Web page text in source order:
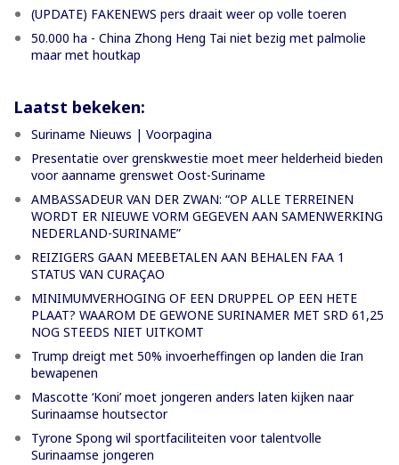
(UPDATE) FAKENEWS pers draait weer op volle toeren
50.000 ha - China Zhong Heng Tai niet bezig met palmolie
maar met houtkap
Laatst bekeken:
Suriname Nieuws | Voorpagina
Presentatie over grenskwestie moet meer helderheid bieden
voor aanname grenswet Oost-Suriname
AMBASSADEUR VAN DER ZWAN: “OP ALLE TERREINEN
WORDT ER NIEUWE VORM GEGEVEN AAN SAMENWERKING
NEDERLAND-SURINAME”
REIZIGERS GAAN MEEBETALEN AAN BEHALEN FAA 1
STATUS VAN CURAÇAO
MINIMUMVERHOGING OF EEN DRUPPEL OP EEN HETE
PLAAT? WAAROM DE GEWONE SURINAMER MET SRD 61,25
NOG STEEDS NIET UITKOMT
Trump dreigt met 50% invoerheffingen op landen die Iran
bewapenen
Mascotte ‘Koni’ moet jongeren anders laten kijken naar
Surinaamse houtsector
Tyrone Spong wil sportfaciliteiten voor talentvolle
Surinaamse jongeren